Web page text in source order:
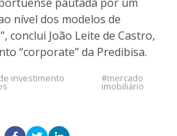
nível dos modelos de
conclui João Leite de Castro,
“corporate” da Predibisa.
investimento mercado
imobiliário